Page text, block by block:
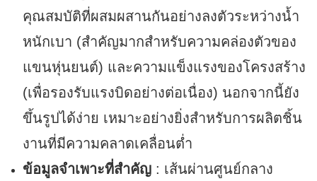
คุณสมบัติที่ผสมผสานกันอย่างลงตัวระหว่างน้ำ
หนักเบา (สำคัญมากสำหรับความคล่องตัวของ
แขนหุ่นยนต์) และความแข็งแรงของโครงสร้าง
(เพื่อรองรับแรงบิดอย่างต่อเนื่อง) นอกจากนี้ยัง
ขึ้นรูปได้ง่าย เหมาะอย่างยิ่งสำหรับการผลิตชิ้น
งานที่มีความคลาดเคลื่อนต่ำ
ข้อมูลจำเพาะที่สำคัญ: เส้นผ่านศูนย์กลาง